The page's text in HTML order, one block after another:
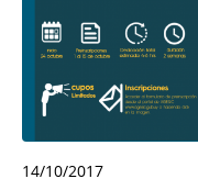
14/10/2017